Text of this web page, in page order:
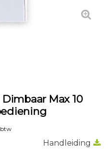
Dimbaar Max 10
btw
Handleiding